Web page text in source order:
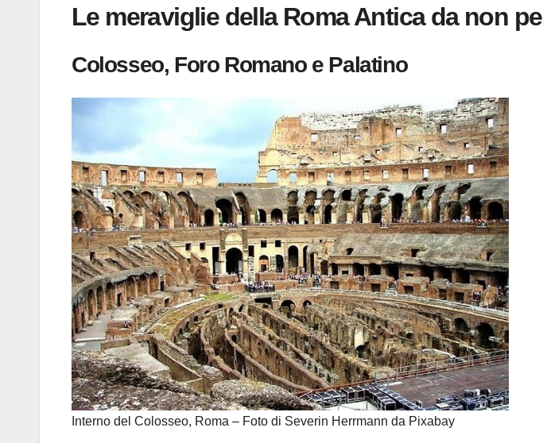
Le meraviglie della Roma Antica da non
Colosseo, Foro Romano e Palatino
Interno del Colosseo, Roma – Foto di Severin Herrmann da Pixabay